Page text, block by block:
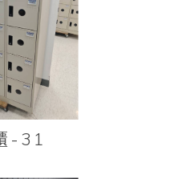
-31